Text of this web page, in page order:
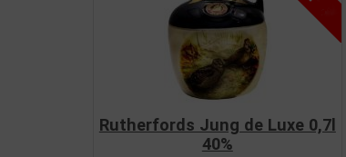
Rutherfords Jung de Luxe 0,7l
40%